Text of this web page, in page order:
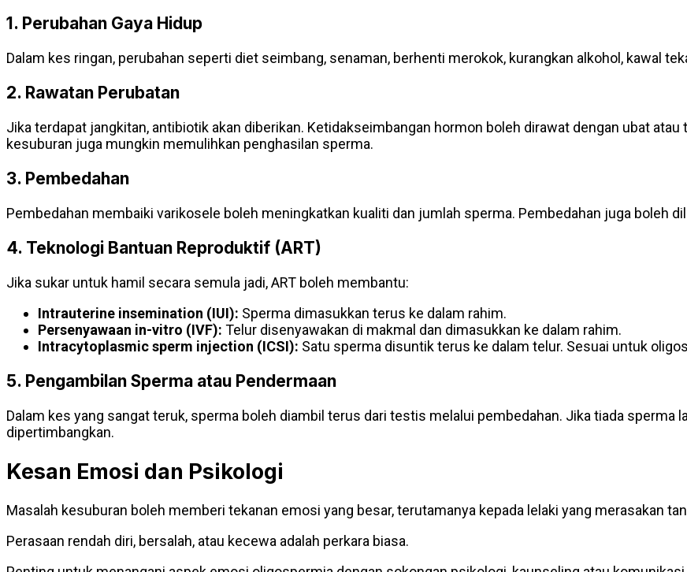
1. Perubahan Gaya Hidup
Dalam kes ringan, perubahan seperti diet seimbang, senaman, berhenti merokok, kurangkan alkohol, kawal
2. Rawatan Perubatan
Jika terdapat jangkitan, antibiotik akan diberikan. Ketidakseimbangan hormon boleh dirawat dengan ubat
kesuburan juga mungkin memulihkan penghasilan sperma.
3. Pembedahan
Pembedahan membaiki varikosele boleh meningkatkan kualiti dan jumlah sperma. Pembedahan juga boleh
4. Teknologi Bantuan Reproduktif (ART)
Jika sukar untuk hamil secara semula jadi, ART boleh membantu:
Intrauterine insemination (IUI): Sperma dimasukkan terus ke dalam rahim.
Persenyawaan in-vitro (IVF): Telur disenyawakan di makmal dan dimasukkan ke dalam rahim.
Intracytoplasmic sperm injection (ICSI): Satu sperma disuntik terus ke dalam telur. Sesuai untuk
5. Pengambilan Sperma atau Pendermaan
Dalam kes yang sangat teruk, sperma boleh diambil terus dari testis melalui pembedahan. Jika tiada sperma
dipertimbangkan.
Kesan Emosi dan Psikologi
Masalah kesuburan boleh memberi tekanan emosi yang besar, terutamanya kepada lelaki yang merasakan
Perasaan rendah diri, bersalah, atau kecewa adalah perkara biasa.